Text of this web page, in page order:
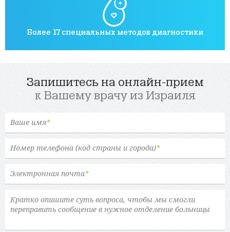
Более 17 специальных методов диагностики
Запишитесь на онлайн-прием
к Вашему врачу из Израиля
Ваше имя*
Номер телефона (код страны и города)*
Электронная почта*